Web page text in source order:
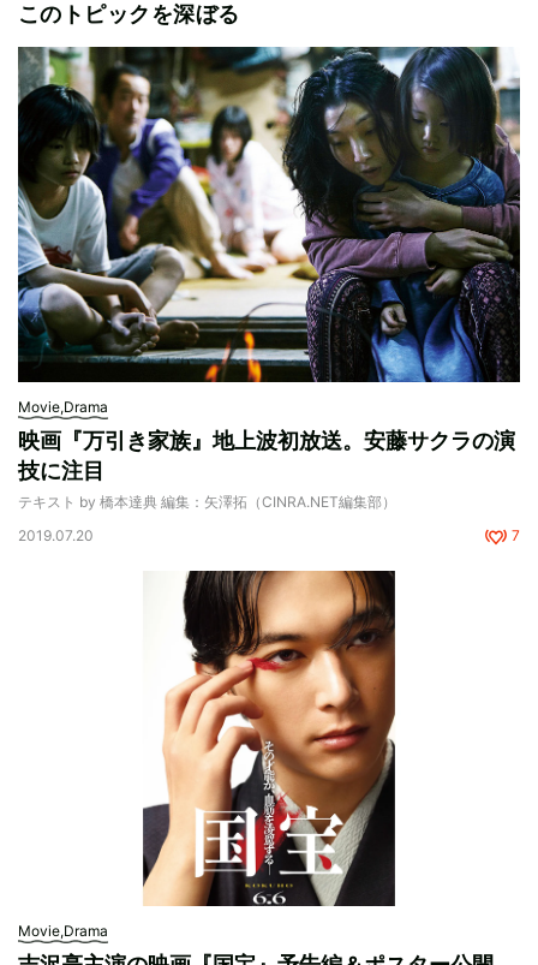
このトピックを深ぼる
Movie,Drama
映画『万引き家族』地上波初放送。安藤サクラの演
技に注目
テキスト by 橋本達典 編集：矢澤拓（CINRA.NET編集部）
2019.07.20
7
Movie,Drama